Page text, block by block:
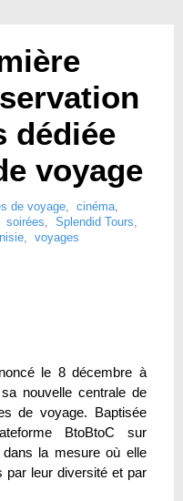
dédiée
voyage
de voyage, cinéma,
soirées, Splendid Tours,
, voyages
le 8 décembre à
nouvelle centrale de
de voyage. Baptisée
BtoBtoC sur
la mesure où elle
par leur diversité et par